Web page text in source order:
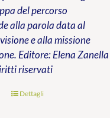
del percorso
alla parola data al
e alla missione
Editore: Elena Zanella
riservati
Dettagli